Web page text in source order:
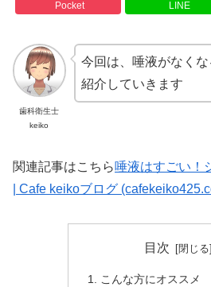
Pocket LINE
歯科衛生士
keiko
今回は、唾液がなく
紹介していきます
関連記事はこちら唾液はすごい！
| Cafe keikoブログ
目次
こんな方にオススメ